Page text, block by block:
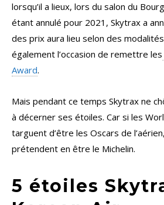
lorsqu’il a lieux, lors du salon du
étant annulé pour 2021, Skytrax a
des prix aura lieu selon des
également l’occasion de remettre les
Award.
Mais pendant ce temps Skytrax ne
à décerner ses étoiles. Car si les
targuent d’être les Oscars de
prétendent en être le Michelin.
5 étoiles